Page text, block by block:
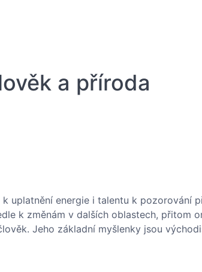
a příroda
uplatnění energie i talentu k pozorování
k změnám v dalších oblastech, přitom
Jeho základní myšlenky jsou